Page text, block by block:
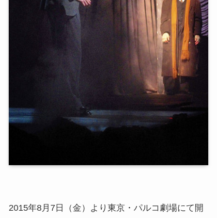
2015年8月7日（金）より東京・パルコ劇場にて開